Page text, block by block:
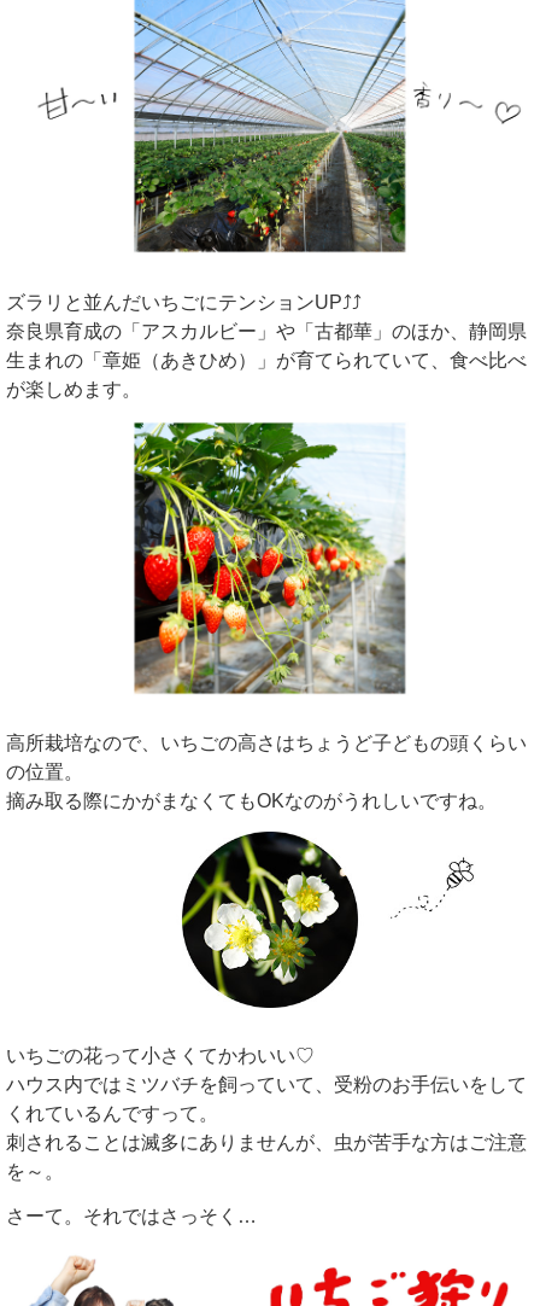
ズラリと並んだいちごにテンションUP⤴⤴
奈良県育成の「アスカルビー」や「古都華」のほか、静岡県
生まれの「章姫（あきひめ）」が育てられていて、食べ比べ
が楽しめます。
高所栽培なので、いちごの高さはちょうど子どもの頭くらい
の位置。
摘み取る際にかがまなくてもOKなのがうれしいですね。
いちごの花って小さくてかわいい♡
ハウス内ではミツバチを飼っていて、受粉のお手伝いをして
くれているんですって。
刺されることは滅多にありませんが、虫が苦手な方はご注意
を～。
さーて。それではさっそく…